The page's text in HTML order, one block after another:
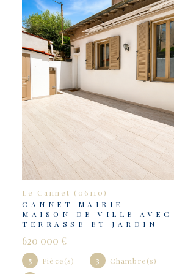
Le Cannet (06110)
CANNET MAIRIE-
MAISON DE VILLE AVEC
TERRASSE ET JARDIN
620 000 €
5 Pièce(s) 3
Chambre(s)